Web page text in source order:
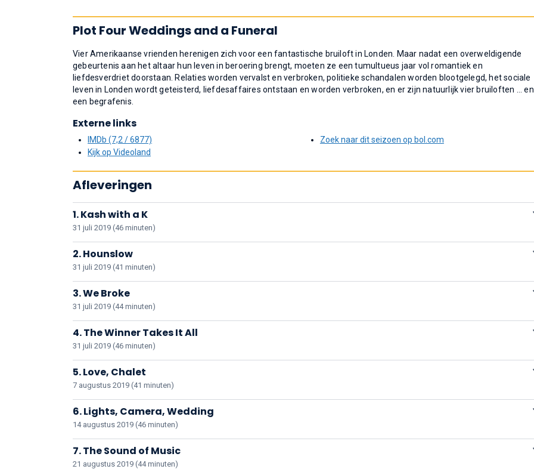
Plot Four Weddings and a Funeral
Vier Amerikaanse vrienden herenigen zich voor een fantastische bruiloft in Londen. Maar nadat een overweldigende
gebeurtenis aan het altaar hun leven in beroering brengt, moeten ze een tumultueus jaar vol romantiek en
liefdesverdriet doorstaan. Relaties worden vervalst en verbroken, politieke schandalen worden blootgelegd, het sociale
leven in Londen wordt geteisterd, liefdesaffaires ontstaan en worden verbroken, en er zijn natuurlijk vier bruiloften ... en
een begrafenis.
Externe links
IMDb (7,2 / 6877)
Kijk op Videoland
Zoek naar dit seizoen op bol.com
Afleveringen
1. Kash with a K
31 juli 2019 (46 minuten)
2. Hounslow
31 juli 2019 (41 minuten)
3. We Broke
31 juli 2019 (44 minuten)
4. The Winner Takes It All
31 juli 2019 (46 minuten)
5. Love, Chalet
7 augustus 2019 (41 minuten)
6. Lights, Camera, Wedding
14 augustus 2019 (46 minuten)
7. The Sound of Music
21 augustus 2019 (44 minuten)